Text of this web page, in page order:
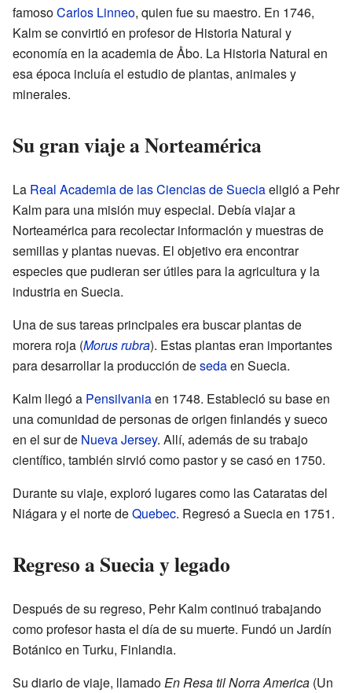
famosoCarlos Linneo, quien fue su maestro. En 1746,
Kalm se convirtió en profesor de Historia Natural y
economía en la academia de Åbo. La Historia Natural en
esa época incluía el estudio de plantas, animales y
minerales.
Su gran viaje a Norteamérica
La Real Academia de las Ciencias de Sueciaeligió a Pehr
Kalm para una misión muy especial. Debía viajar a
Norteamérica para recolectar información y muestras de
semillas y plantas nuevas. El objetivo era encontrar
especies que pudieran ser útiles para la agricultura y la
industria en Suecia.
Una de sus tareas principales era buscar plantas de
morera roja (Morus rubra). Estas plantas eran importantes
para desarrollar la producción desedaen Suecia.
Kalm llegó a Pensilvaniaen 1748. Estableció su base en
una comunidad de personas de origen finlandés y sueco
en el sur de Nueva Jersey. Allí, además de su trabajo
científico, también sirvió como pastor y se casó en 1750.
Durante su viaje, exploró lugares como las Cataratas del
Niágara y el norte deQuebec. Regresó a Suecia en 1751.
Regreso a Suecia y legado
Después de su regreso, Pehr Kalm continuó trabajando
como profesor hasta el día de su muerte. Fundó un Jardín
Botánico en Turku, Finlandia.
Su diario de viaje, llamadoEn Resa til Norra America (Un